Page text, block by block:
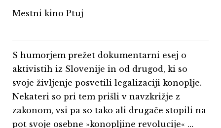
Mestni kino Ptuj
S humorjem prežet dokumentarni esej o
aktivistih iz Slovenije in od drugod, ki so
svoje življenje posvetili legalizaciji konoplje.
Nekateri so pri tem prišli v navzkrižje z
zakonom, vsi pa so tako ali drugače stopili na
pot svoje osebne »konopljine revolucije« …